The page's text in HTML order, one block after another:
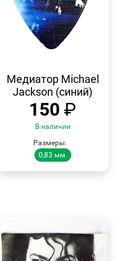
ПРОСМОТР
Медиатор Michael
Jackson (синий)
150 ₽
В наличии
Размеры:
0,83 мм.